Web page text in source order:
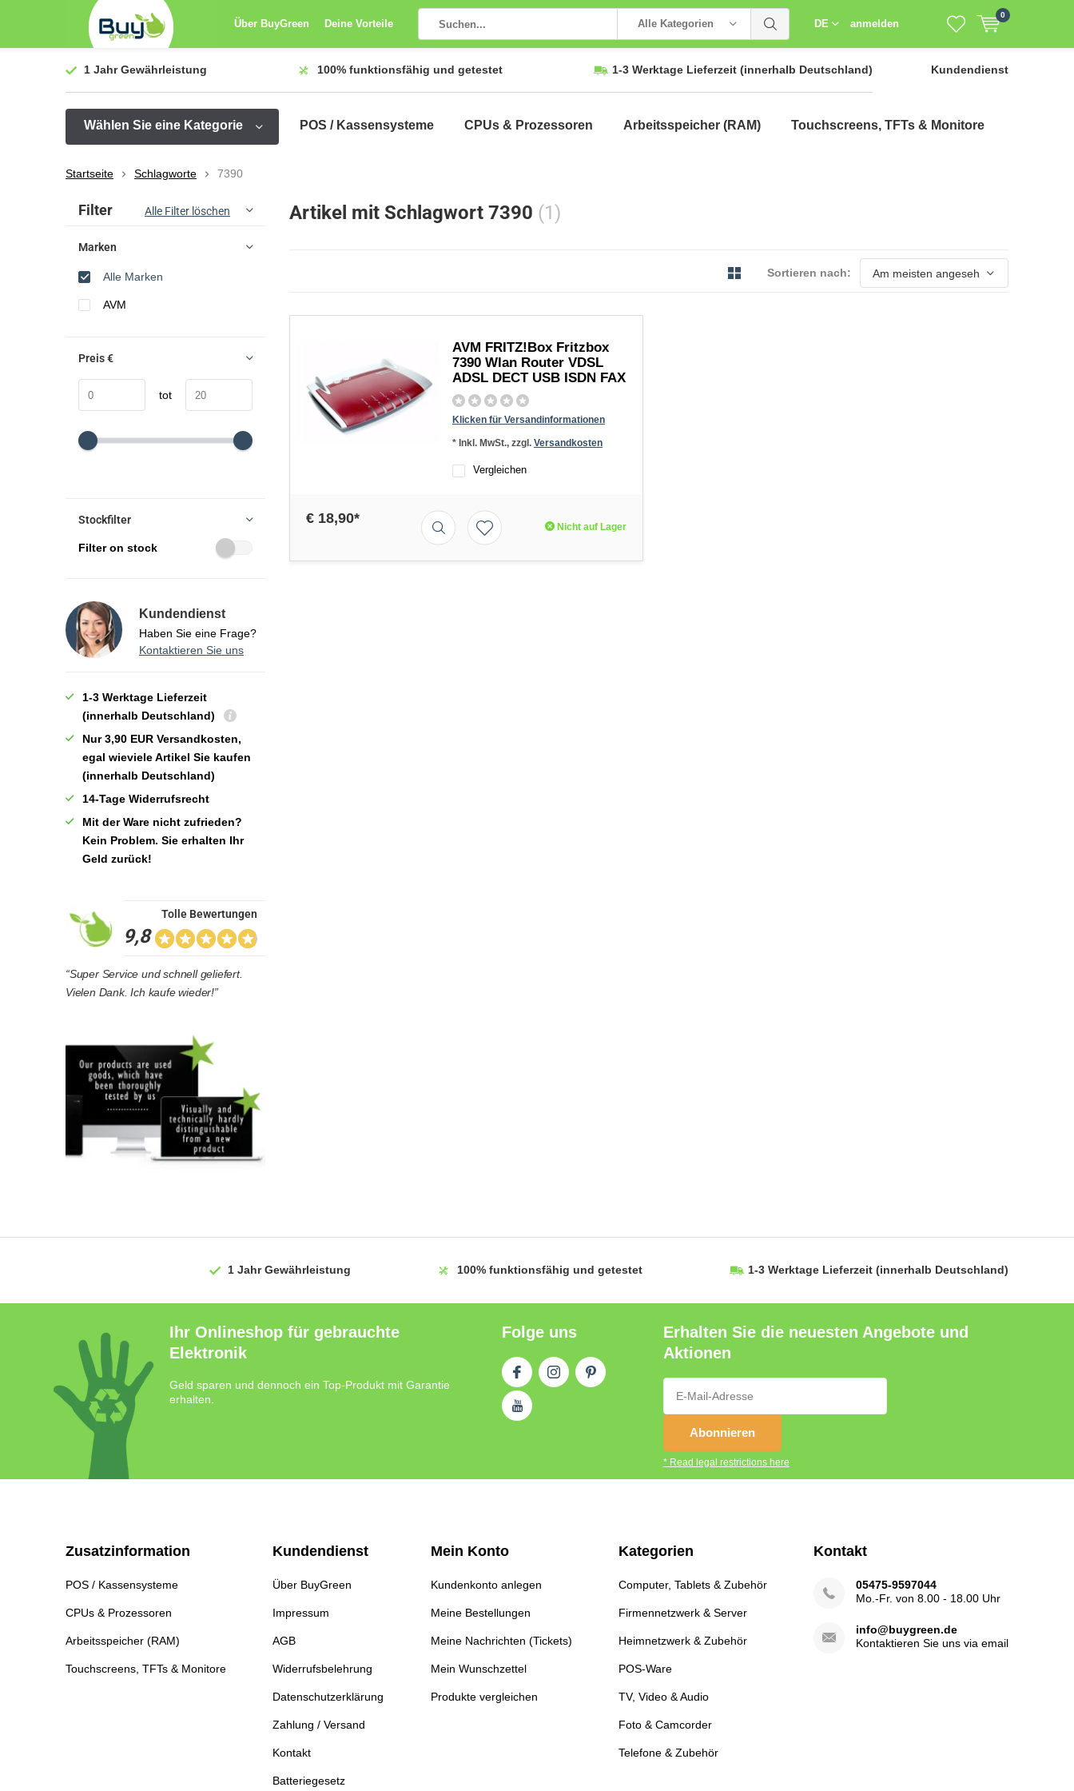
Über BuyGreen Deine Vorteile Alle Kategorien DE anmelden
0
1 JahrGewährleistung 100% funktionsfähig und getestet 1-3 Werktage Lieferzeit (innerhalb Deutschland) Kundendienst
Wählen Sie eine Kategorie POS / Kassensysteme CPUs & Prozessoren Arbeitsspeicher (RAM) Touchscreens, TFTs & Monitore
Startseite Schlagworte 7390
Artikel mit Schlagwort 7390 (1)
Sortieren nach:
AVM FRITZ!Box Fritzbox
7390 Wlan Router VDSL
ADSL DECT USB ISDN FAX
Klicken für Versandinformationen
* Inkl. MwSt., zzgl. Versandkosten
Vergleichen
€ 18,90*
Nicht auf Lager
Sortieren nach:
Filter Alle Filter löschen
Marken
Alle Marken
AVM
Preis€
tot
Stockfilter
Filter on stock
Kundendienst
Haben Sie eine Frage?
Kontaktieren Sie uns
1-3 Werktage Lieferzeit
(innerhalb Deutschland)
Nur 3,90 EUR Versandkosten,
egal wieviele Artikel Sie kaufen
(innerhalb Deutschland)
14-Tage Widerrufsrecht
Mit der Ware nicht zufrieden?
Kein Problem. Sie erhalten Ihr
Geld zurück!
9,8
Tolle Bewertungen
“Super Service und schnell geliefert.
Vielen Dank. Ich kaufe wieder!”
1 JahrGewährleistung 100% funktionsfähig und getestet 1-3 Werktage Lieferzeit (innerhalb Deutschland)
Ihr Onlineshop für gebrauchte
Elektronik
Geld sparen und dennoch ein Top-Produkt mit Garantie
erhalten.
Folge uns
Erhalten Sie die neuesten Angebote und
Aktionen
Abonnieren
* Read legal restrictions here
Zusatzinformation
POS / Kassensysteme
CPUs & Prozessoren
Arbeitsspeicher (RAM)
Touchscreens, TFTs & Monitore
Kundendienst
Über BuyGreen
Impressum
AGB
Widerrufsbelehrung
Datenschutzerklärung
Zahlung / Versand
Kontakt
Batteriegesetz
Mein Konto
Kundenkonto anlegen
Meine Bestellungen
Meine Nachrichten (Tickets)
Mein Wunschzettel
Produkte vergleichen
Kategorien
Computer, Tablets & Zubehör
Firmennetzwerk & Server
Heimnetzwerk & Zubehör
POS-Ware
TV, Video & Audio
Foto & Camcorder
Telefone & Zubehör
Kontakt
05475-9597044
Mo.-Fr. von 8.00 - 18.00 Uhr
info@buygreen.de
Kontaktieren Sie uns via email